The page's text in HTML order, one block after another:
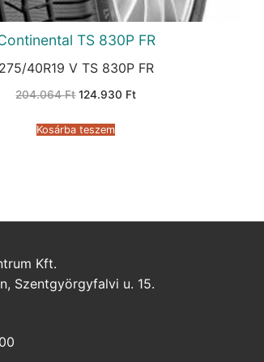
TS 830P FR
275/40R19 V TS 830P FR
204.064Ft Original
204.064 Ft.
124.930 FtCurrent
Kosárba teszem
Kft.
Szentgyörgyfalvi u. 15.